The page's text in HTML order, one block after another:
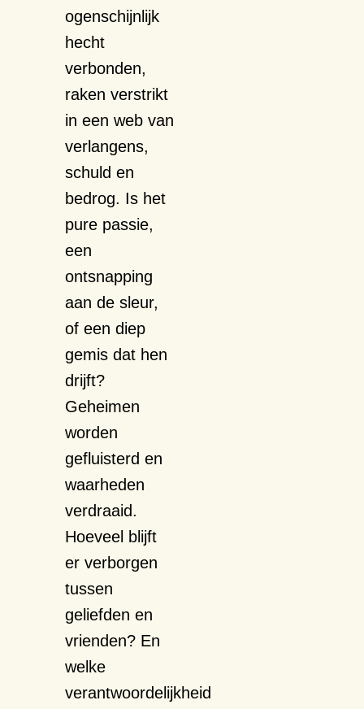
ogenschijnlijk
hecht
verbonden,
raken verstrikt
in een web van
verlangens,
schuld en
bedrog. Is het
pure passie,
een
ontsnapping
aan de sleur,
of een diep
gemis dat hen
drijft?
Geheimen
worden
gefluisterd en
waarheden
verdraaid.
Hoeveel blijft
er verborgen
tussen
geliefden en
vrienden? En
welke
verantwoordelijkheid